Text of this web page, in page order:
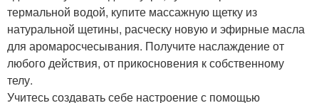
термальной водой, купите массажную щетку из
натуральной щетины, расческу новую и эфирные масла
для аромаросчесывания. Получите наслаждение от
любого действия, от прикосновения к собственному
телу.
Учитесь создавать себе настроение с помощью